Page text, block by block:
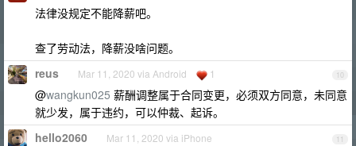
法律没规定不能降薪吧。
查了劳动法，降薪没啥问题。
10
reus Mar 11, 2020 via Android 1
@wangkun025 薪酬调整属于合同变更，必须双方同意，未同意
就少发，属于违约，可以仲裁、起诉。
11
hello2060 Mar 11, 2020 via iPhone